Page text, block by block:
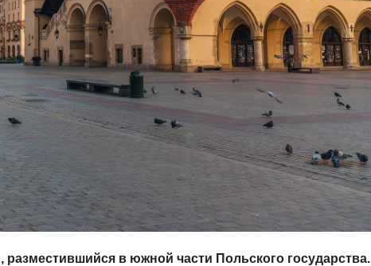
в южной части Польского государства.